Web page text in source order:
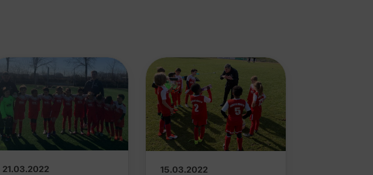
21.03.2022 15.03.2022